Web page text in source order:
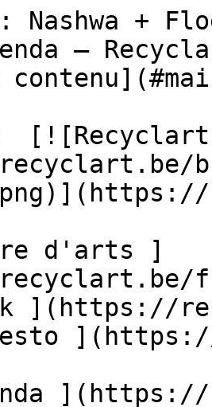
: Nashwa +
–
](https://